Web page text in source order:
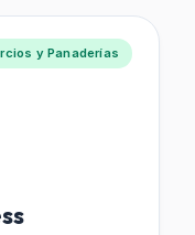
y Panaderías